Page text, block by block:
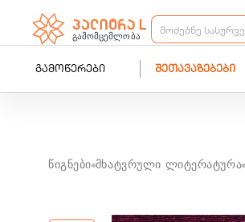
გამოწერები შეთავაზებები
წიგნები მხატვრული ლიტერატურა